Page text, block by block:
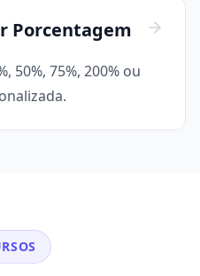
Porcentagem
50%, 75%, 200% ou